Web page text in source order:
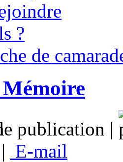
?
de
publication |
| E-mail